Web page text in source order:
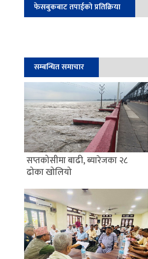
फेसबुकबाट तपाईको प्रतिक्रिया
सम्बन्धित समाचार
सप्तकोसीमा बाढी, ब्यारेजका २८
ढोका खोलियो